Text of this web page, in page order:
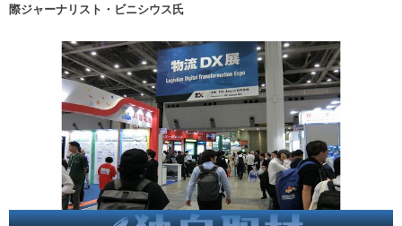
際ジャーナリスト・ビニシウス氏